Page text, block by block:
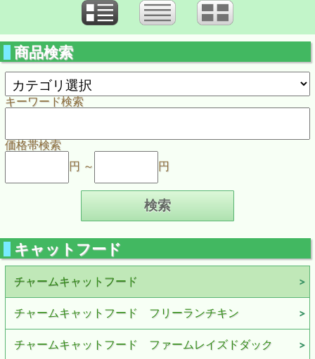
商品検索
キーワード検索
価格帯検索
円 ～
円
キャットフード
チャームキャットフード
チャームキャットフード フリーランチキン
チャームキャットフード ファームレイズドダック